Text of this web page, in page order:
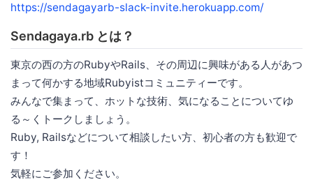
https://sendagayarb-slack-invite.herokuapp.com/
Sendagaya.rb とは？
東京の西の方のRubyやRails、その周辺に興味がある人があつ
まって何かする地域Rubyistコミュニティーです。
みんなで集まって、ホットな技術、気になることについてゆ
る～くトークしましょう。
Ruby, Railsなどについて相談したい方、初心者の方も歓迎で
す！
気軽にご参加ください。